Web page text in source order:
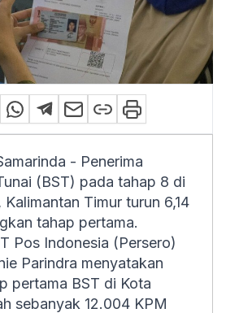
- Penerima
(BST) pada tahap 8 di
Kalimantan Timur turun 6,14
tahap pertama.
Pos Indonesia (Persero)
Parindra menyatakan
pertama BST di Kota
sebanyak 12.004 KPM